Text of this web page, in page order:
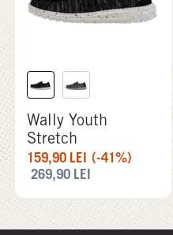
Wally Youth
Stretch
159,90 LEI (-41%)
269,90 LEI